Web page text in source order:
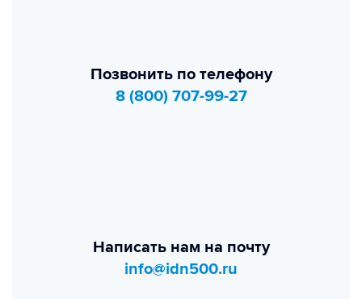
Позвонить по телефону
8 (800) 707-99-27
Написать нам на почту
info@idn500.ru